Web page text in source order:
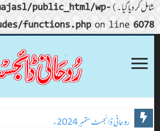
شامل کر دیا گیا۔) inpublic_html/wp-
functions.php on line 6078
روحانی ڈائجسٹ ستمبر 2024ء
روحانی ڈائجسٹ اگست 2024ء